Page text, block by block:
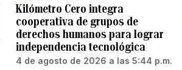
Kilómetro Cero integra
cooperativa de grupos de
derechos humanos para lograr
independencia tecnológica
4 de agosto de 2026 a las 5:44 p.m.